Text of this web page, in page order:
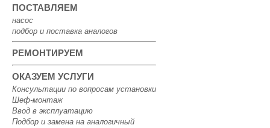
ПОСТАВЛЯЕМ
насос
подбор и поставка аналогов
РЕМОНТИРУЕМ
ОКАЗУЕМ УСЛУГИ
Консультации по вопросам установки
Шеф-монтаж
Ввод в эксплуатацию
Подбор и замена на аналогичный